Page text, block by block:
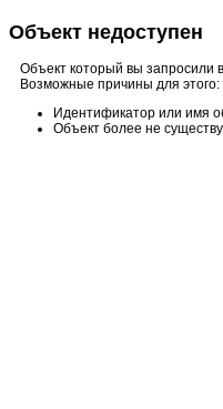
Объект недоступен
Объект который вы запросили
Возможные причины для этого:
Идентификатор или имя
Объект более не